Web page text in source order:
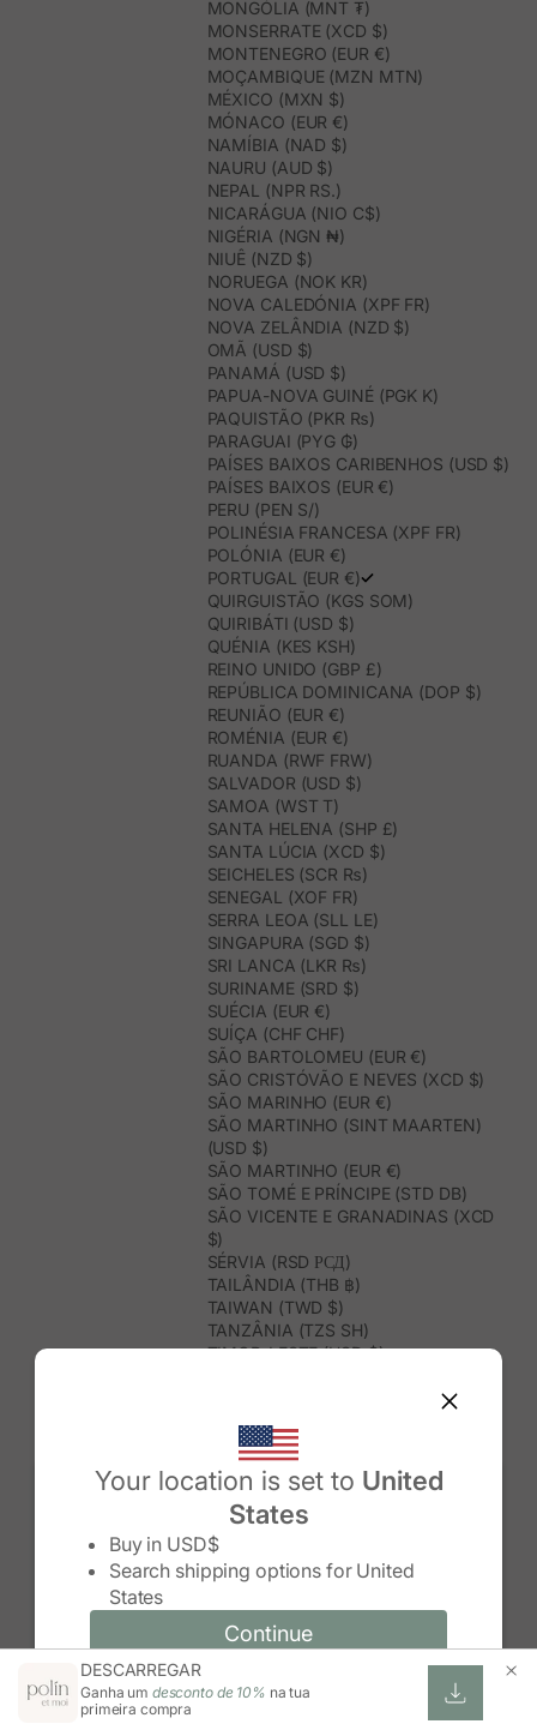
Your location is set to United
States
Buy in USD$
Search shipping options for United
States
Continue
Change country/region and language
Change country/region
Continue
MONGÓLIA (MNT ₮)
MONSERRATE (XCD $)
MONTENEGRO (EUR €)
MOÇAMBIQUE (MZN MTN)
MÉXICO (MXN $)
MÓNACO (EUR €)
NAMÍBIA (NAD $)
NAURU (AUD $)
NEPAL (NPR RS.)
NICARÁGUA (NIO C$)
NIGÉRIA (NGN ₦)
NIUÊ (NZD $)
NORUEGA (NOK KR)
NOVA CALEDÓNIA (XPF FR)
NOVA ZELÂNDIA (NZD $)
OMÃ (USD $)
PANAMÁ (USD $)
PAPUA-NOVA GUINÉ (PGK K)
PAQUISTÃO (PKR ₨)
PARAGUAI (PYG ₲)
PAÍSES BAIXOS CARIBENHOS (USD $)
PAÍSES BAIXOS (EUR €)
PERU (PEN S/)
POLINÉSIA FRANCESA (XPF FR)
POLÓNIA (EUR €)
PORTUGAL (EUR €)
QUIRGUISTÃO (KGS SOM)
QUIRIBÁTI (USD $)
QUÉNIA (KES KSH)
REINO UNIDO (GBP £)
REPÚBLICA DOMINICANA (DOP $)
REUNIÃO (EUR €)
ROMÉNIA (EUR €)
RUANDA (RWF FRW)
SALVADOR (USD $)
SAMOA (WST T)
SANTA HELENA (SHP £)
SANTA LÚCIA (XCD $)
SEICHELES (SCR ₨)
SENEGAL (XOF FR)
SERRA LEOA (SLL LE)
SINGAPURA (SGD $)
SRI LANCA (LKR ₨)
SURINAME (SRD $)
SUÉCIA (EUR €)
SUÍÇA (CHF CHF)
SÃO BARTOLOMEU (EUR €)
SÃO CRISTÓVÃO E NEVES (XCD $)
SÃO MARINHO (EUR €)
SÃO MARTINHO (SINT MAARTEN)
(USD $)
SÃO MARTINHO (EUR €)
SÃO TOMÉ E PRÍNCIPE (STD DB)
SÃO VICENTE E GRANADINAS (XCD
$)
SÉRVIA (RSD РСД)
TAILÂNDIA (THB ฿)
TAIWAN (TWD $)
TANZÂNIA (TZS SH)
TIMOR-LESTE (USD $)
TRINDADE E TOBAGO (TTD $)
TUNÍSIA (USD $)
TURQUEMENISTÃO (USD $)
TURQUIA (TRY ₺)
TUVALU (AUD $)
UGANDA (UGX USH)
URUGUAI (UYU $U)
USBEQUISTÃO (UZS SO'M)
VENEZUELA (USD $)
VIETNAME (VND ₫)
WALLIS E FUTUNA (XPF FR)
ZIMBABUÉ (USD $)
DESCARREGAR
Ganha um desconto de 10% na tua
primeira compra